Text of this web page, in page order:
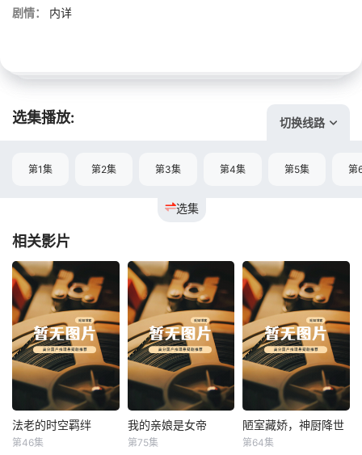
剧情：
内详
选集播放: 切换线路
选集
第1集 第2集 第3集 第4集 第5集 第
相关影片
法老的时空羁绊
法老的时空羁绊
第46集
我的亲娘是女帝
我的亲娘是女帝
第75集
陋室藏娇，神厨降世
陋室藏娇，神厨降世
第64集